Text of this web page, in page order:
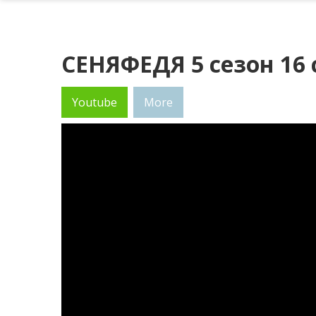
СЕНЯФЕДЯ 5 сезон 16
Youtube More